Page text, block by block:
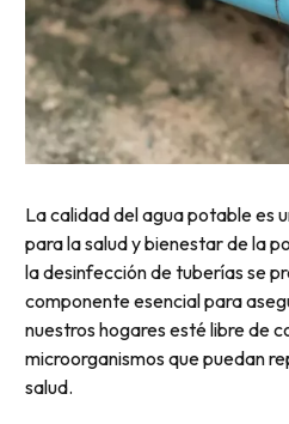
La calidad del agua potable es
para la salud y bienestar de la
la desinfección de tuberías se
componente esencial para
nuestros hogares esté libre de
microorganismos que puedan
salud.